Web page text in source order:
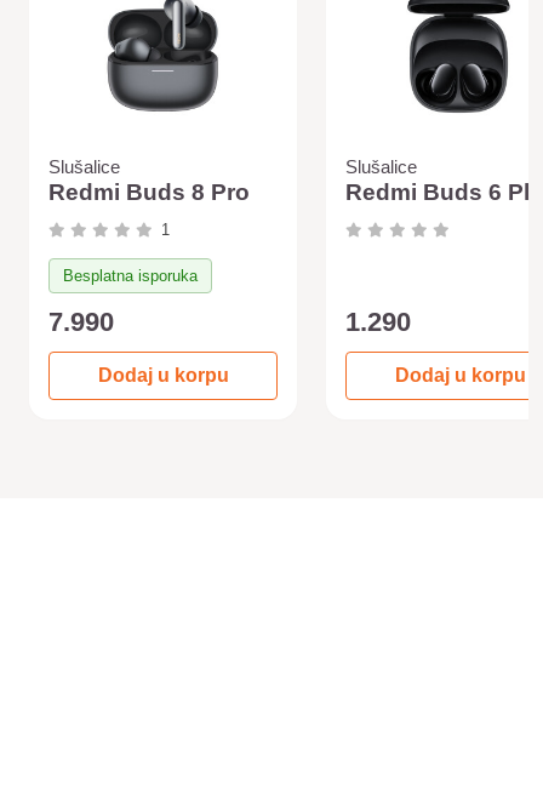
Slušalice
Redmi Buds 8 Pro
1
Besplatna isporuka
7.990
Dodaj u korpu
Slušalice
Redmi Buds 6
1.290
Dodaj u korpu